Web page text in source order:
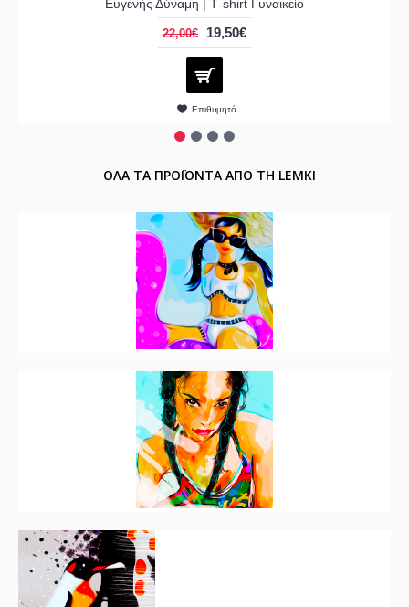
Ευγενής Δύναμη | Τ-shirt Γυναικείο
22,00€ 19,50€
Επιθυμητό
ΟΛΑ ΤΑ ΠΡΟΪΟΝΤΑ ΑΠΟ ΤΗ LEMKI